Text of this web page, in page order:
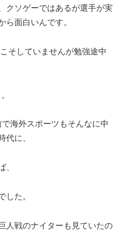
クソゲーではあるが選手が実
ら面白いんです。
そしていませんが勉強途中
海外スポーツもそんなに中
代に、
、
した。
人戦のナイターも見ていたの